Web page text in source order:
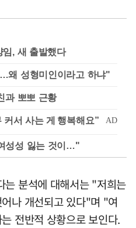
, 새 출발했다
왜 성형미인이라고 하냐"
과 뽀뽀 근황
성성 잃는 것이…"
분석에 대해서는 "저희는
나 개선되고 있다"며 "여
전반적 상황으로 보인다.